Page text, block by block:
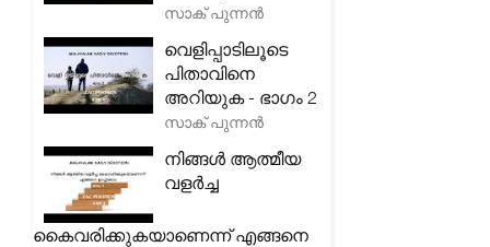
സാക് പുന്നൻ
വെളിപ്പാടിലൂടെ
പിതാവിനെ
അറിയുക - ഭാഗം 2
സാക് പുന്നൻ
നിങ്ങൾ ആത്മീയ
വളർച്ച
കൈവരിക്കുകയാണെന്ന് എങ്ങനെ